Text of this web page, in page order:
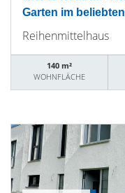
Garten im
Reihenmittelhaus
140 m²
WOHNFLÄCHE